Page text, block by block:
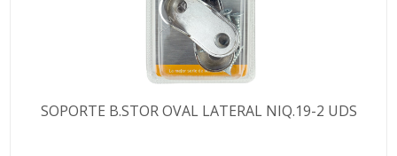
SOPORTE B.STOR OVAL LATERAL NIQ.19-2 UDS